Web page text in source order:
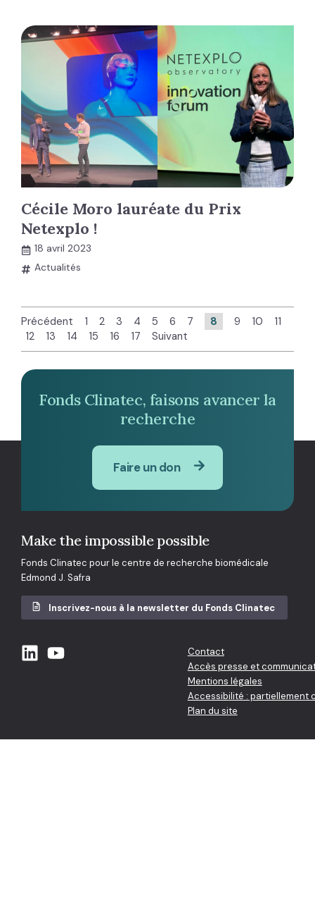
Cécile Moro lauréate du Prix
Netexplo !
18 avril 2023
Actualités
Précédent 1 2 3 4 5 6 7 8 9 10
11
12
13 14 15 16 17 Suivant
Fonds Clinatec, faisons avancer la
recherche
Faire un don
Make the impossible possible
Fonds Clinatec pour le centre de recherche biomédicale
Edmond J. Safra
Inscrivez-nous à la newsletter du Fonds Clinatec
Contact
Accès presse et
Mentions légales
Accessibilité : partiellement
Plan du site